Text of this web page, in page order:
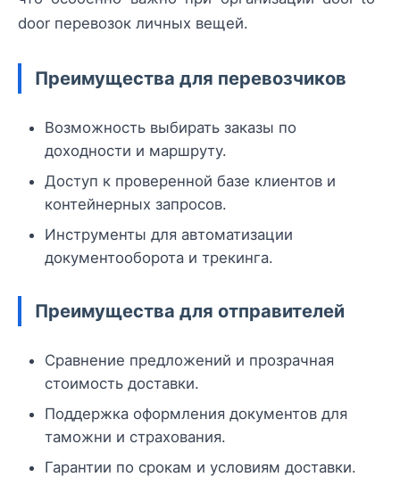
door перевозок личных вещей.
Преимущества для перевозчиков
Возможность выбирать заказы по
доходности и маршруту.
Доступ к проверенной базе клиентов и
контейнерных запросов.
Инструменты для автоматизации
документооборота и трекинга.
Преимущества для отправителей
Сравнение предложений и прозрачная
стоимость доставки.
Поддержка оформления документов для
таможни и страхования.
Гарантии по срокам и условиям доставки.